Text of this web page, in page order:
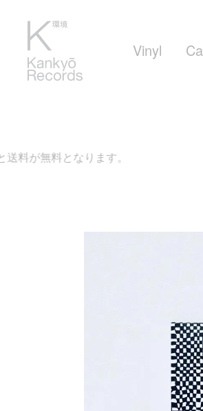
Vinyl
す。